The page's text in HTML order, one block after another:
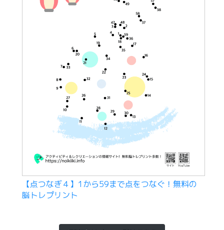
【点つなぎ４】1から59まで点をつなぐ！無料の
脳トレプリント